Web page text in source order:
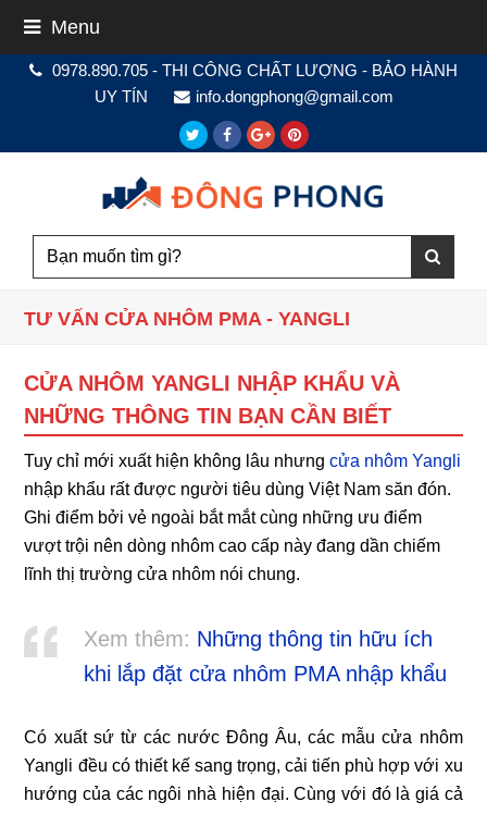
Menu
0978.890.705 - THI CÔNG CHẤT LƯỢNG - BẢO HÀNH
UY TÍN
info.dongphong@gmail.com
TwitterFacebook
GooglePinterest
TƯ VẤN CỬA NHÔM PMA - YANGLI
CỬA NHÔM YANGLI NHẬP KHẨU VÀ
NHỮNG THÔNG TIN BẠN CẦN BIẾT
Tuy chỉ mới xuất hiện không lâu nhưngcửa nhôm Yangli
nhập khẩu rất được người tiêu dùng Việt Nam săn đón.
Ghi điểm bởi vẻ ngoài bắt mắt cùng những ưu điểm
vượt trội nên dòng nhôm cao cấp này đang dần chiếm
lĩnh thị trường cửa nhôm nói chung.
Xem thêm: Những thông tin hữu ích
khi lắp đặt cửa nhôm PMA nhập khẩu
Có xuất sứ từ các nước Đông Âu, các mẫu cửa nhôm
Yangli đều có thiết kế sang trọng, cải tiến phù hợp với xu
hướng của các ngôi nhà hiện đại. Cùng với đó là giá cả